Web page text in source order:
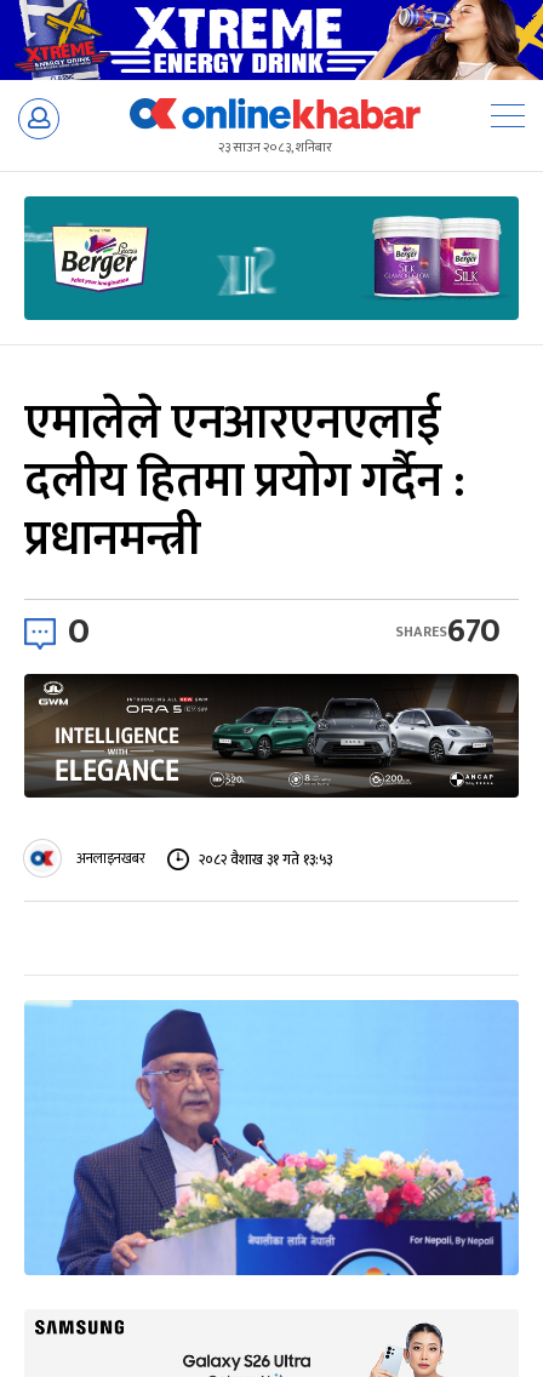
Skip
२३ साउन २०८३, शनिबार
एमालेले एनआरएनएलाई
दलीय हितमा प्रयोग गर्दैन :
प्रधानमन्त्री
0 670
SHARES
अनलाइनखबर २०८२ वैशाख ३१ गते १३:५३